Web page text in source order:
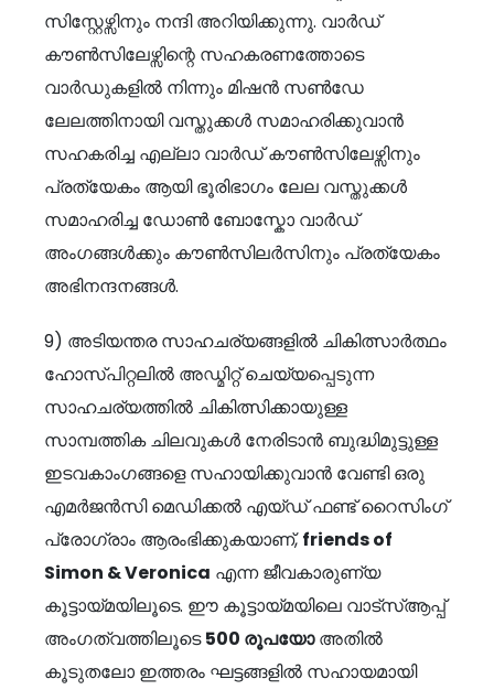
സിസ്റ്റേഴ്സിനും നന്ദി അറിയിക്കുന്നു. വാർഡ്
കൗൺസിലേഴ്സിന്റെ സഹകരണത്തോടെ
വാർഡുകളിൽ നിന്നും മിഷൻ സൺഡേ
ലേലത്തിനായി വസ്തുക്കൾ സമാഹരിക്കുവാൻ
സഹകരിച്ച എല്ലാ വാർഡ് കൗൺസിലേഴ്സിനും
പ്രത്യേകം ആയി ഭൂരിഭാഗം ലേല വസ്തുക്കൾ
സമാഹരിച്ച ഡോൺ ബോസ്കോ വാർഡ്
അംഗങ്ങൾക്കും കൗൺസിലർസിനും പ്രത്യേകം
അഭിനന്ദനങ്ങൾ.
9) അടിയന്തര സാഹചര്യങ്ങളിൽ ചികിത്സാർത്ഥം
ഹോസ്പിറ്റലിൽ അഡ്മിറ്റ് ചെയ്യപ്പെടുന്ന
സാഹചര്യത്തിൽ ചികിത്സിക്കായുള്ള
സാമ്പത്തിക ചിലവുകൾ നേരിടാൻ ബുദ്ധിമുട്ടുള്ള
ഇടവകാംഗങ്ങളെ സഹായിക്കുവാൻ വേണ്ടി ഒരു
എമർജൻസി മെഡിക്കൽ എയ്ഡ് ഫണ്ട് റൈസിംഗ്
പ്രോഗ്രാം ആരംഭിക്കുകയാണ്,friends of
Simon & Veronica എന്ന ജീവകാരുണ്യ
കൂട്ടായ്മയിലൂടെ. ഈ കൂട്ടായ്മയിലെ വാട്സ്ആപ്പ്
അംഗത്വത്തിലൂടെ500 രൂപയോഅതിൽ
കൂടുതലോ ഇത്തരം ഘട്ടങ്ങളിൽ സഹായമായി